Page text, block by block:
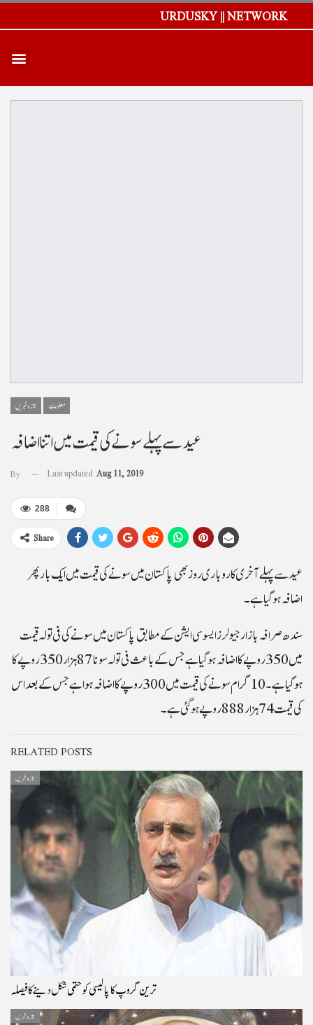
URDUSKY || NETWORK
تازہ خبریں معلومات
عید سے پہلے سونے کی قیمت میں اتنا اضافہ
By Last updated Aug 11, 2019
288
Share
عید سے پہلے آخری کاروباری روز بھی پاکستان میں سونے کی قیمت میں ایک بار پھر
اضافہ ہوگیا ہے۔
سندھ صرافہ بازار جیولرز ایسوسی ایشن کے مطابق پاکستان میں سونے کی فی تولہ قیمت
میں 350 روپے کا اضافہ ہوگیا ہے جس کے باعث فی تولہ سونا 87 ہزار 350 روپے کا
ہوگیا ہے۔ 10 گرام سونے کی قیمت میں 300 روپے کا اضافہ ہوا ہے جس کے بعد اس
کی قیمت 74 ہزار 888 روپے ہوگئی ہے۔
RELATED POSTS
تازہ خبریں
ترین گروپ کا پالیسی کو حتمی شکل دینے کا فیصلہ
تازہ خبریں